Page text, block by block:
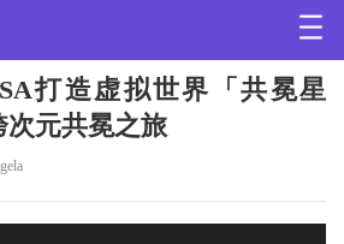
打造虚拟世界「共冕星
元共冕之旅